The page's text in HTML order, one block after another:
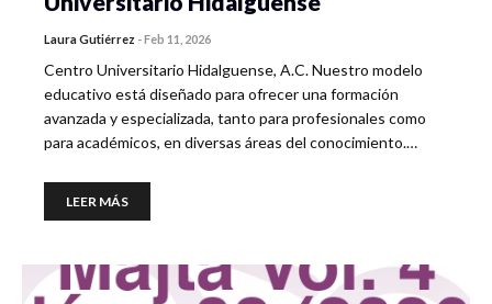
Laura Gutiérrez -Feb 11, 2026
Centro Universitario Hidalguense, A.C. Nuestro modelo
educativo está diseñado para ofrecer una formación
avanzada y especializada, tanto para profesionales como
para académicos, en diversas áreas del conocimiento.…
LEER MÁS